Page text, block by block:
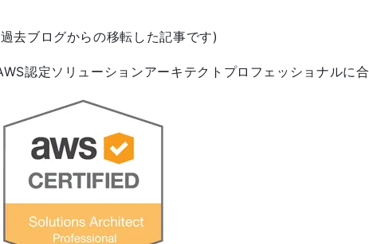
去ブログからの移転した記事です)
認定ソリューションアーキテクトプロフェッショナルに